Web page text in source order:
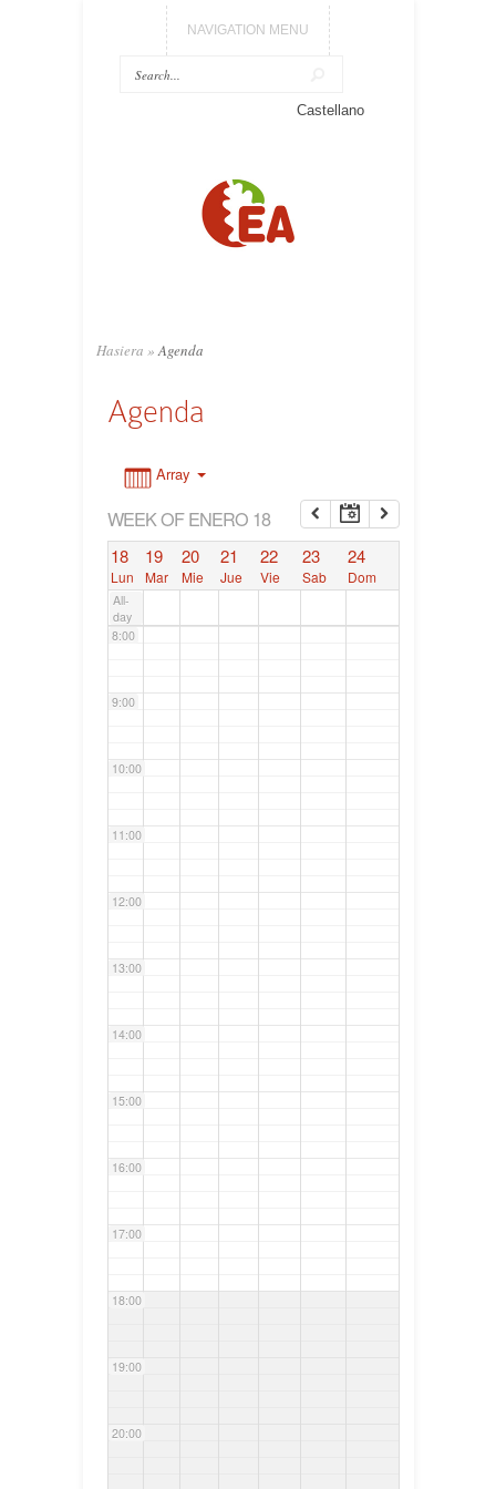
NAVIGATION MENU
Castellano
Hasiera » Agenda
Agenda
Array
WEEK OF ENERO 18
18
Lun
19
Mar
20
Mie
21
Jue
22
Vie
23
Sab
24
Dom
All-
day
7:00
8:00
9:00
10:00
11:00
12:00
13:00
14:00
15:00
16:00
17:00
18:00
19:00
20:00